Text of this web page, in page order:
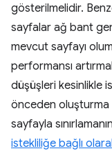
gösterilmelidir.
sayfalar ağ bant
mevcut sayfayı
performansı
düşüşleri kesinlikle
önceden oluşturma
sayfayla
istekliliğe bağlı